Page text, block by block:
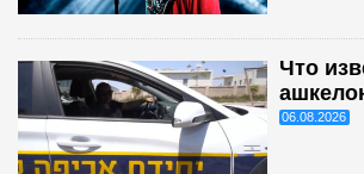
Что
06.08.2026